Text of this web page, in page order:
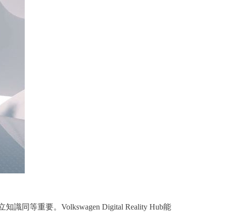
識同等重要。Volkswagen Digital Reality Hub能